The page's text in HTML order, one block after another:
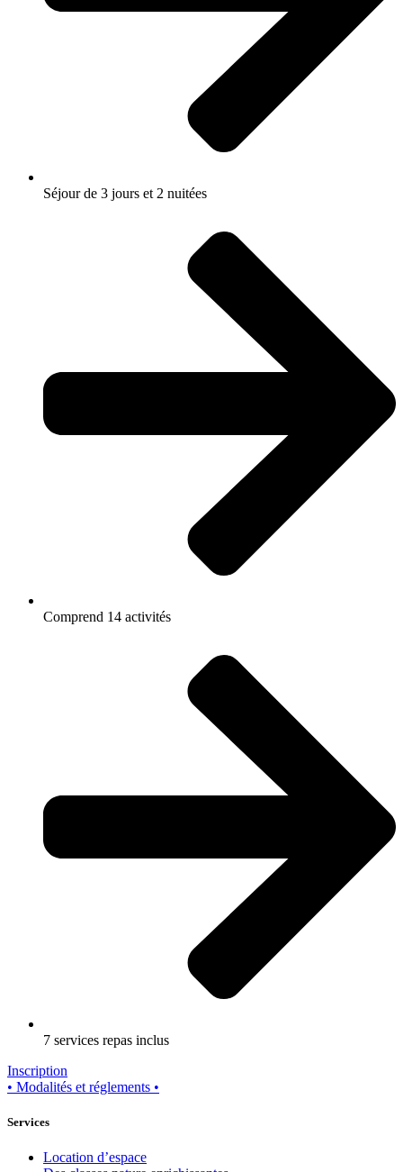
Séjour de 3 jours et 2 nuitées
Comprend 14 activités
7 services repas inclus
Inscription
• Modalités et réglements •
Services
Location d’espace